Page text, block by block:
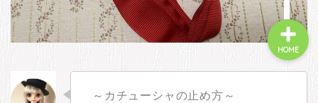
～カチューシャの止め方～
HOME